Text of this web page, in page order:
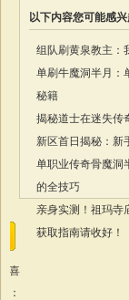
以下内容您可能感兴
组队刷黄泉教主：
单刷牛魔洞半月：
秘籍
揭秘道士在迷失传
新区首日揭秘：新
单职业传奇骨魔洞
的全技巧
亲身实测！祖玛寺
获取指南请收好！
喜
：